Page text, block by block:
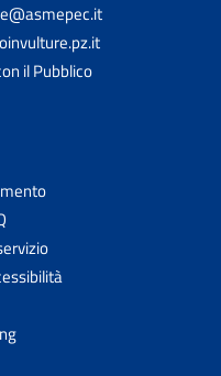
il Pubblico